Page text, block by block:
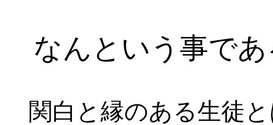
なんという事であ
関白と縁のある生徒